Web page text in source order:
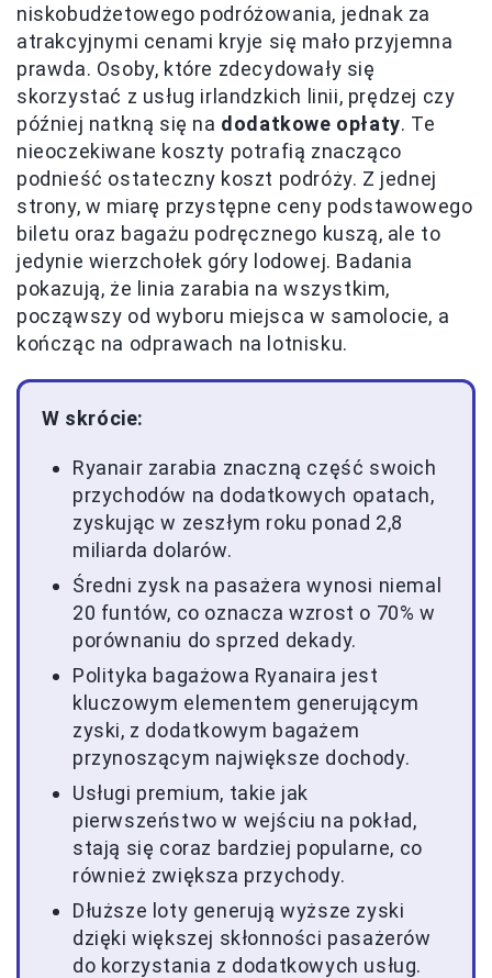
niskobudżetowego podróżowania, jednak za
atrakcyjnymi cenami kryje się mało przyjemna
prawda. Osoby, które zdecydowały się
skorzystać z usług irlandzkich linii, prędzej czy
później natkną się na dodatkowe opłaty. Te
nieoczekiwane koszty potrafią znacząco
podnieść ostateczny koszt podróży. Z jednej
strony, w miarę przystępne ceny podstawowego
biletu oraz bagażu podręcznego kuszą, ale to
jedynie wierzchołek góry lodowej. Badania
pokazują, że linia zarabia na wszystkim,
począwszy od wyboru miejsca w samolocie, a
kończąc na odprawach na lotnisku.
W skrócie:
Ryanair zarabia znaczną część swoich
przychodów na dodatkowych opatach,
zyskując w zeszłym roku ponad 2,8
miliarda dolarów.
Średni zysk na pasażera wynosi niemal
20 funtów, co oznacza wzrost o 70% w
porównaniu do sprzed dekady.
Polityka bagażowa Ryanaira jest
kluczowym elementem generującym
zyski, z dodatkowym bagażem
przynoszącym największe dochody.
Usługi premium, takie jak
pierwszeństwo w wejściu na pokład,
stają się coraz bardziej popularne, co
również zwiększa przychody.
Dłuższe loty generują wyższe zyski
dzięki większej skłonności pasażerów
do korzystania z dodatkowych usług.